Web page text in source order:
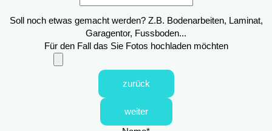
Soll noch etwas gemacht werden? Z.B. Bodenarbeiten, Laminat,
Garagentor, Fussboden...
Für den Fall das Sie Fotos hochladen möchten
zurück
weiter